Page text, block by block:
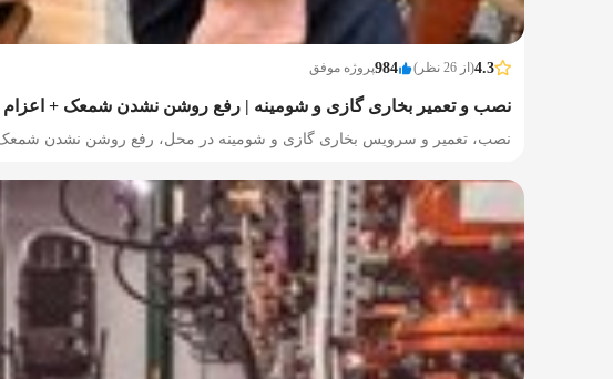
4.3(از 26 نظر) 984پروژه موفق
نصب و تعمیر بخاری گازی و شومینه | رفع روشن نشدن شمعک +
نصب، تعمیر و سرویس بخاری گازی و شومینه در محل، رفع روشن نشدن شمعک،